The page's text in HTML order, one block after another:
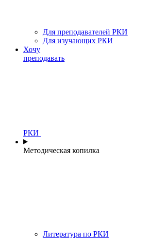
Для преподавателей РКИ
Для изучающих РКИ
Хочу
преподавать
РКИ
Методическая копилка
Литература по РКИ